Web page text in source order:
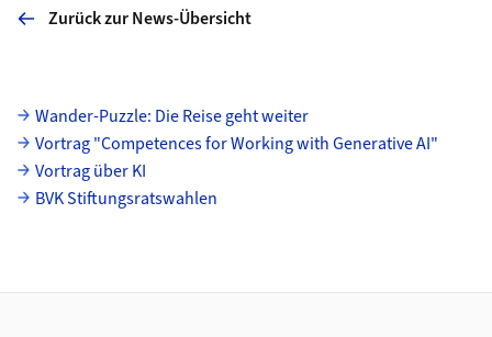
Zurück zur News-Übersicht
Unterseiten
Wander-Puzzle: Die Reise geht weiter
Vortrag "Competences for Working with Generative AI"
Vortrag über KI
BVK Stiftungsratswahlen